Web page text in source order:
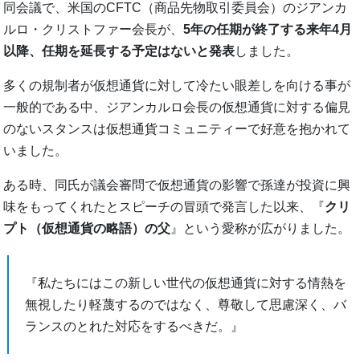
同会議で、米国のCFTC（商品先物取引委員会）のジアンカ
ルロ・クリストファー会長が、5年の任期が終了する来年4月
以降、任期を延長する予定はないと発表しました。
多くの規制者が仮想通貨に対して冷たい眼差しを向ける事が
一般的である中、ジアンカルロ会長の仮想通貨に対する偏見
のないスタンスは仮想通貨コミュニティーで好意を抱かれて
いました。
ある時、同氏が議会審問で仮想通貨の影響で孫達が投資に興
味をもってくれたとスピーチの冒頭で発言した以来、『クリ
プト（仮想通貨の略語）の父 』という愛称が広がりました。
『私たちにはこの新しい世代の仮想通貨に対する情熱を
無視したり軽蔑するのではなく、尊敬して思慮深く、バ
ランスのとれた対応をするべきだ。』